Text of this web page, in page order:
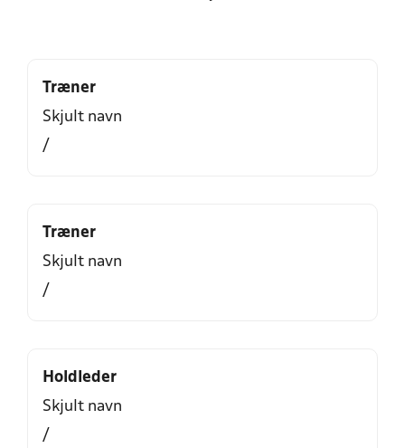
Træner
Skjult navn
/
Træner
Skjult navn
/
Holdleder
Skjult navn
/